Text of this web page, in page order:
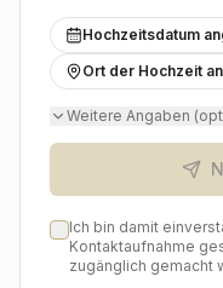
Atmosphäre Ihrer
immer bewahrt.
heiraten und eine
pixeldreams
Ihre persönlichen
Hochzeitsdatum
Ort der Hochzeit
Weitere Angaben
Ich bin damit
Kontaktaufnahme
zugänglich gemacht